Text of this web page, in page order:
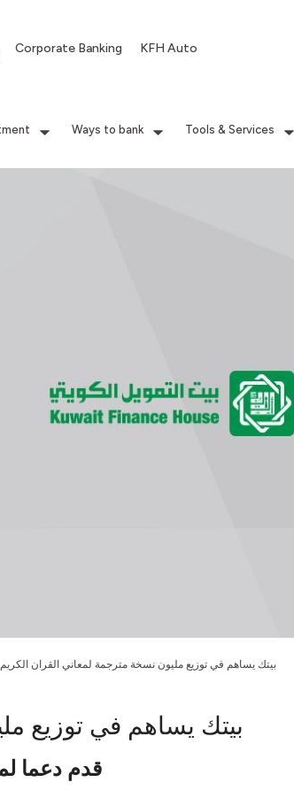
Corporate Banking KFH Auto
Ways to bank Tools & Services
بيتك يساهم في توزيع مليون نسخة مترجمة لمعاني القران الكريم
بيتك يساهم في توزيع
قدم دعما